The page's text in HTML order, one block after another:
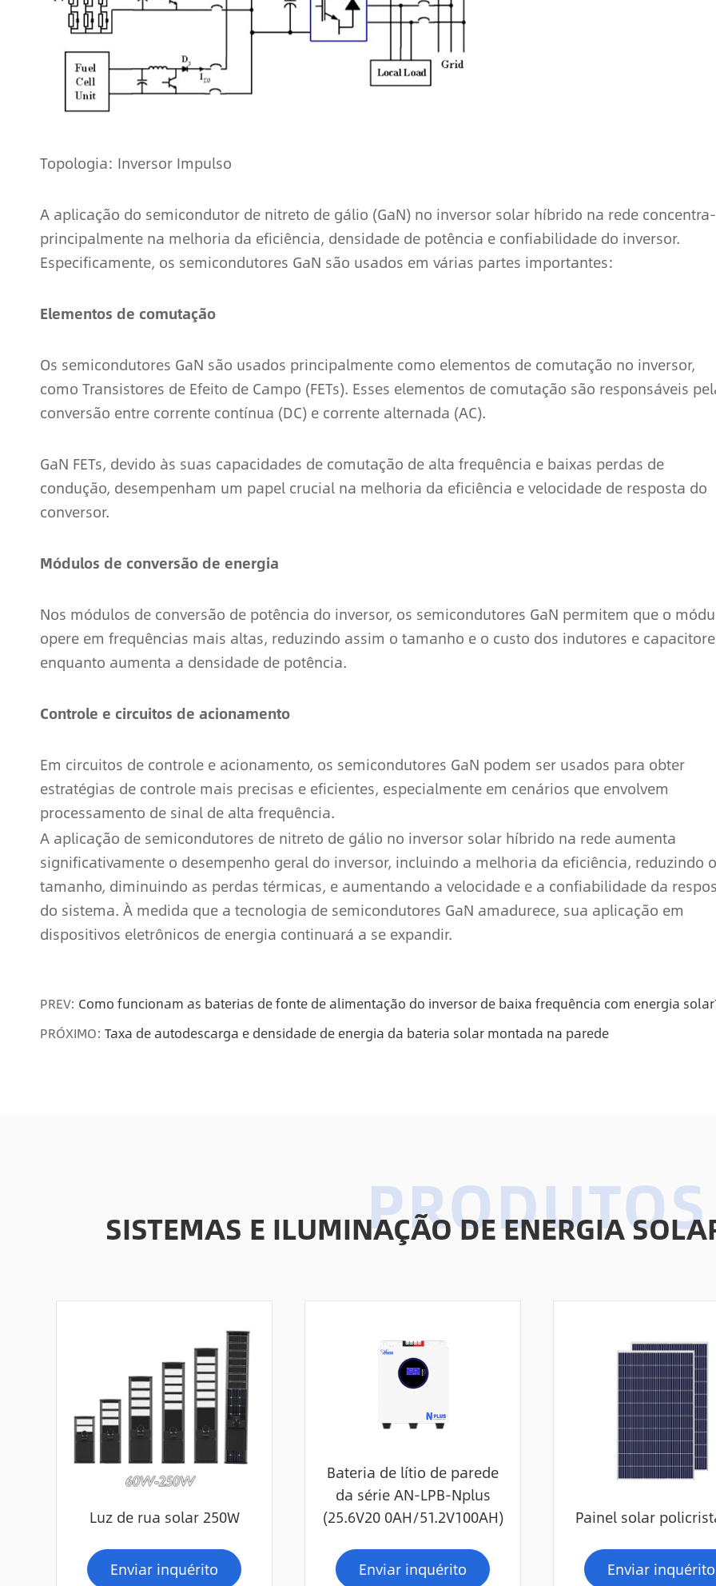
Topologia: Inversor Impulso
A aplicação do semicondutor de nitreto de gálio (GaN) no inversor solar híbrido na rede
principalmente na melhoria da eficiência, densidade de potência e confiabilidade do inversor.
Especificamente, os semicondutores GaN são usados em várias partes importantes:
Elementos de comutação
Os semicondutores GaN são usados principalmente como elementos de comutação no inversor,
como Transistores de Efeito de Campo (FETs). Esses elementos de comutação são responsáveis
conversão entre corrente contínua (DC) e corrente alternada (AC).
GaN FETs, devido às suas capacidades de comutação de alta frequência e baixas perdas de
condução, desempenham um papel crucial na melhoria da eficiência e velocidade de resposta do
conversor.
Módulos de conversão de energia
Nos módulos de conversão de potência do inversor, os semicondutores GaN permitem que o
opere em frequências mais altas, reduzindo assim o tamanho e o custo dos indutores e
enquanto aumenta a densidade de potência.
Controle e circuitos de acionamento
Em circuitos de controle e acionamento, os semicondutores GaN podem ser usados para obter
estratégias de controle mais precisas e eficientes, especialmente em cenários que envolvem
processamento de sinal de alta frequência.
A aplicação de semicondutores de nitreto de gálio no inversor solar híbrido na rede aumenta
significativamente o desempenho geral do inversor, incluindo a melhoria da eficiência, reduzindo o
tamanho, diminuindo as perdas térmicas, e aumentando a velocidade e a confiabilidade da
do sistema. À medida que a tecnologia de semicondutores GaN amadurece, sua aplicação em
dispositivos eletrônicos de energia continuará a se expandir.
PREV: Como funcionam as baterias de fonte de alimentação do inversor de baixa frequência com energia
PRÓXIMO: Taxa de autodescarga e densidade de energia da bateria solar montada na parede
SISTEMAS E ILUMINAÇÃO DE ENERGIA
Luz de rua solar 250W
Enviar inquérito
Bateria de lítio de parede
da série AN-LPB-Nplus
(25.6V20 0AH/51.2V100AH)
Enviar inquérito
Painel solar
Enviar inquérito